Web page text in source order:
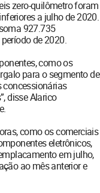
zero-quilômetro foram
a julho de 2020.
927.735
de 2020.
como os
para o segmento de
concessionárias
disse Alarico
como os comerciais
eletrônicos,
em julho,
ao mês anterior e